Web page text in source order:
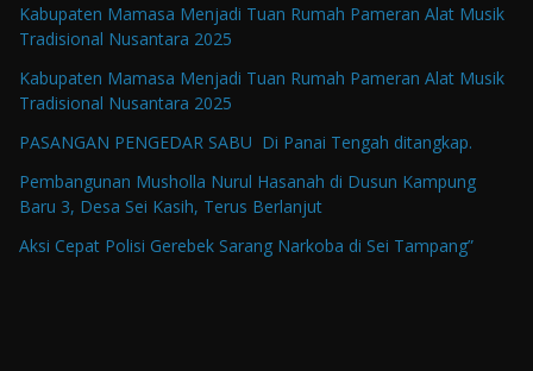
Kabupaten Mamasa Menjadi Tuan Rumah Pameran Alat Musik
Tradisional Nusantara 2025
Kabupaten Mamasa Menjadi Tuan Rumah Pameran Alat Musik
Tradisional Nusantara 2025
PASANGAN PENGEDAR SABU Di Panai Tengah ditangkap.
Pembangunan Musholla Nurul Hasanah di Dusun Kampung
Baru 3, Desa Sei Kasih, Terus Berlanjut
Aksi Cepat Polisi Gerebek Sarang Narkoba di Sei Tampang”